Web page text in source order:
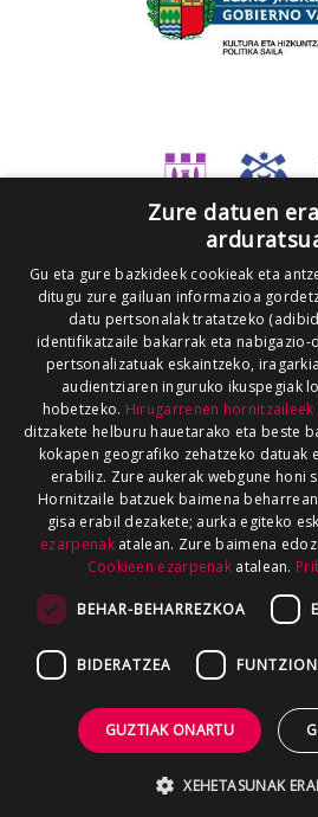
Zure datuen
Gu eta gure bazkideek cookieak eta
ditugu zure gailuan informazioa
datu pertsonalak tratatzeko
identifikatzaile bakarrak eta nabigazio-
pertsonalizatuak eskaintzeko,
audientziaren inguruko ikuspegiak
hobetzeko. Hirugarrenen hornitzaileek
ditzakete helburu hauetarako eta beste
kokapen geografiko zehatzeko datuak
erabiliz. Zure aukerak webgune honi
Hornitzaile batzuek baimena
gisa erabil dezakete; aurka egiteko
ezarpenakatalean. Zure baimena
Cookieen ezarpenak atalean.
BEHAR-BEHARREZKOA
BIDERATZEA
GUZTIAK ONARTU
XEHETASUNAK